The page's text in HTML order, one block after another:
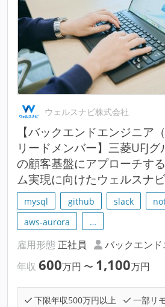
ウェルスナビ株式会社
【バックエンドエンジニア
リードメンバー】三菱UFJ
の顧客基盤にアプローチす
ム実現に向けたウェルスナ
mysql github slack
aws-aurora
…
雇用形態 正社員 バックエン
年収 600万円 〜 1,100万円
下限年収500万円以上
一部リ